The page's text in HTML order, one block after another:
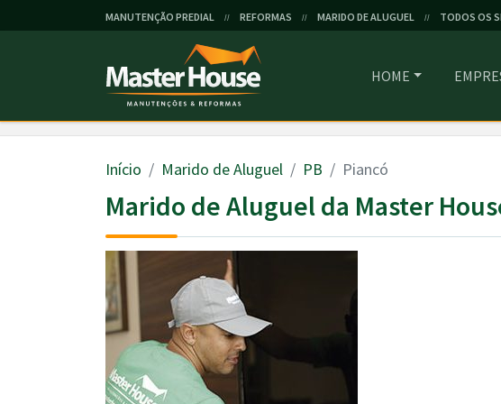
MANUTENÇÃO PREDIAL // REFORMAS // MARIDO DE ALUGUEL // TODOS OS
HOME
Início Marido de Aluguel PB Piancó
Marido de Aluguel da Master